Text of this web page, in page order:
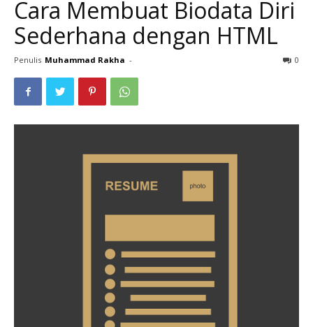
Cara Membuat Biodata Diri
Sederhana dengan HTML
Penulis Muhammad Rakha - 0